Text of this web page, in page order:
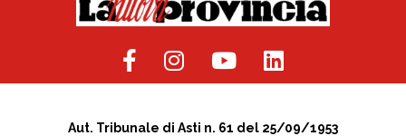
Aut. Tribunale di Asti n. 61 del 25/09/1953